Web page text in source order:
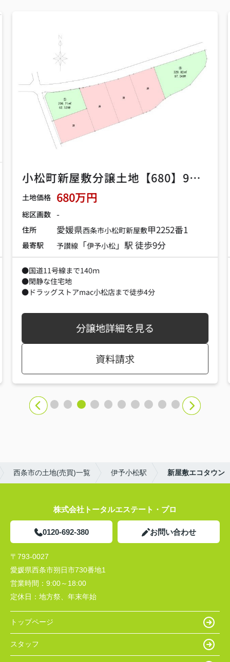
小松町新屋敷分譲土地【680】97.04坪
土地価格 680万円
総区画数 -
住所 愛媛県西条市小松町新屋敷甲2252番1
最寄駅 予讃線「伊予小松」駅 徒歩9分
●国道11号線まで140ｍ
●閑静な住宅地
●ドラッグストアmac小松店まで徒歩4分
分譲地詳細を見る
資料請求
西条市の土地(売買)一覧 伊予小松駅 新屋敷エコタウン
株式会社トータルエステート・プロ
0120-692-380 お問い合わせ
〒793-0027
愛媛県西条市朔日市730番地1
営業時間： 9:00～18:00
定休日： 地方祭、年末年始
トップページ
スタッフ